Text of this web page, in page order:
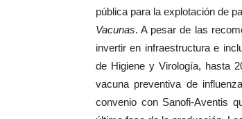
pública para la explotación de
Vacunas. A pesar de las
invertir en infraestructura e
de Higiene y Virología, hasta
vacuna preventiva de
convenio con Sanofi-Aventis